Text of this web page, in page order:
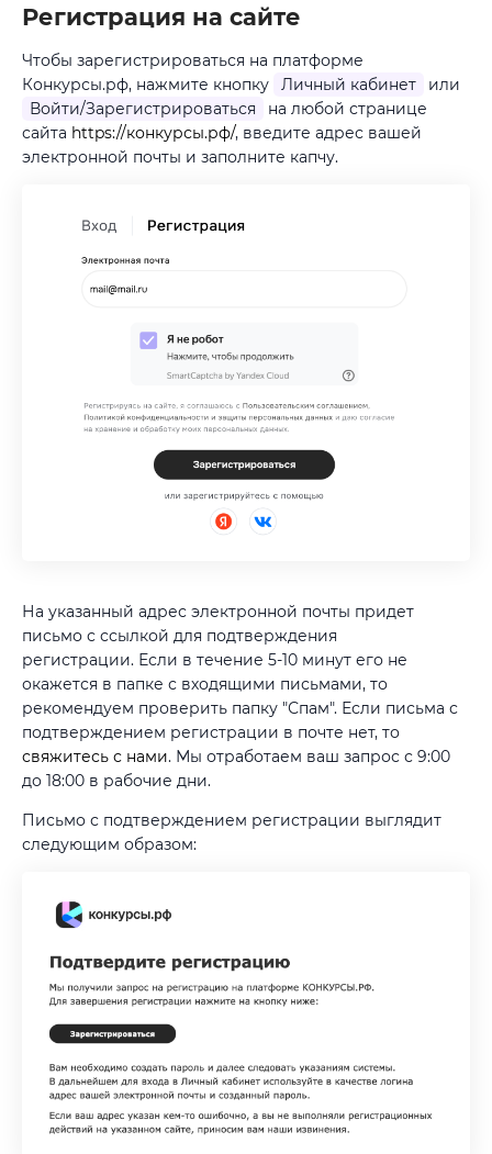
Регистрация на сайте
Чтобы зарегистрироваться на платформе
Конкурсы.рф, нажмите кнопку
Личный кабинет
или
Войти/Зарегистрироваться
на любой странице
сайта https://конкурсы.рф/, введите адрес вашей
электронной почты и заполните капчу.
На указанный адрес электронной почты придет
письмо с ссылкой для подтверждения
регистрации. Если в течение 5-10 минут его не
окажется в папке с входящими письмами, то
рекомендуем проверить папку "Спам". Если письма с
подтверждением регистрации в почте нет, то
свяжитесь с нами. Мы отработаем ваш запрос с 9:00
до 18:00 в рабочие дни.
Письмо с подтверждением регистрации выглядит
следующим образом: